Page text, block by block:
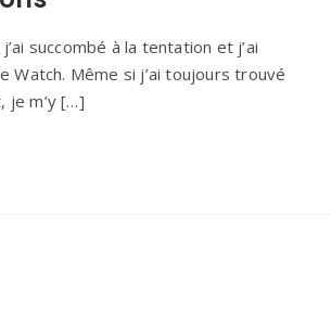
succombé à la tentation et j’ai
Watch. Même si j’ai toujours trouvé
je m’y […]